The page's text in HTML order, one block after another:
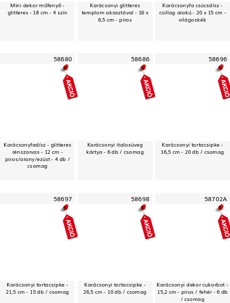
Mini dekor műfenyő -
glitteres - 18 cm - 4 szín
Karácsonyi glitteres
templom akasztóval - 16 x
6,5 cm - piros
Karácsonyfa csúcsdísz -
csillag alakú - 20 x 15 cm -
világoskék
58680
Karácsonyfadísz - glitteres
rénszarvas - 12 cm -
piros/arany/ezüst - 4 db /
csomag
58686
Karácsonyi italosüveg
kártya - 6 db / csomag
58696
Karácsonyi tortacsipke -
16,5 cm - 20 db / csomag
58697
Karácsonyi tortacsipke -
21,5 cm - 15 db / csomag
58698
Karácsonyi tortacsipke -
26,5 cm - 10 db / csomag
58702A
Karácsonyi dekor cukorbot -
15,2 cm - piros / fehér - 6 db
/ csomag